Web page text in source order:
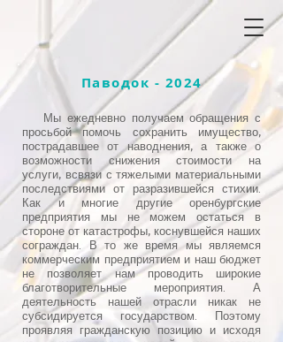
Паводок - 2024
Мы ежедневно получаем обращения с
просьбой помочь сохранить имущество,
пострадавшее от наводнения, а также о
возможности снижения стоимости на
услуги, всвязи с тяжелыми материальными
последствиями от разразившейся стихии.
Как и многие другие оренбургские
предприятия мы не можем остаться в
стороне от катастрофы, коснувшейся наших
сограждан. В то же время мы являемся
коммерческим предприятием и наш бюджет
не позволяет нам проводить широкие
благотворительные мероприятия. А
деятельность нашей отрасли никак не
субсидируется государством. Поэтому
проявляя гражданскую позицию и исходя